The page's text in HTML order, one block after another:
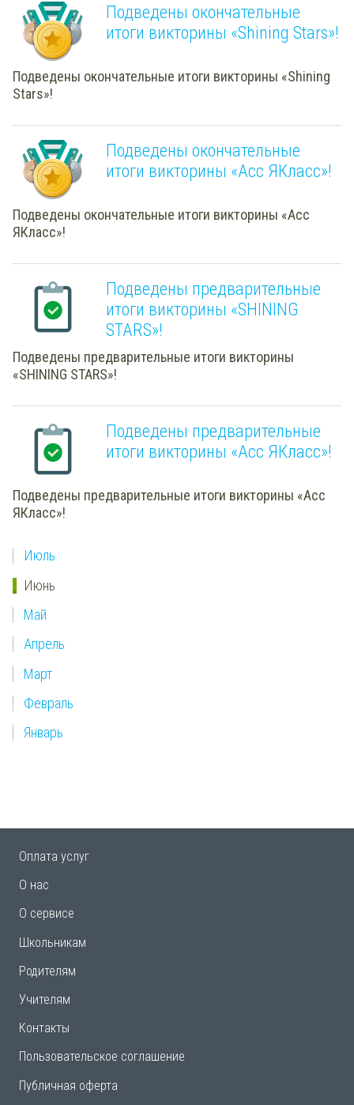
Подведены окончательные
итоги викторины «Shining Stars»!
Подведены окончательные итоги викторины «Shining
Stars»!
Подведены окончательные
итоги викторины «Асс ЯКласс»!
Подведены окончательные итоги викторины «Асс
ЯКласс»!
Подведены предварительные
итоги викторины «SHINING
STARS»!
Подведены предварительные итоги викторины
«SHINING STARS»!
Подведены предварительные
итоги викторины «Асс ЯКласс»!
Подведены предварительные итоги викторины «Асс
ЯКласс»!
Июль
Июнь
Май
Апрель
Март
Февраль
Январь
Оплата услуг
О нас
О сервисе
Школьникам
Родителям
Учителям
Контакты
Пользовательское соглашение
Публичная оферта